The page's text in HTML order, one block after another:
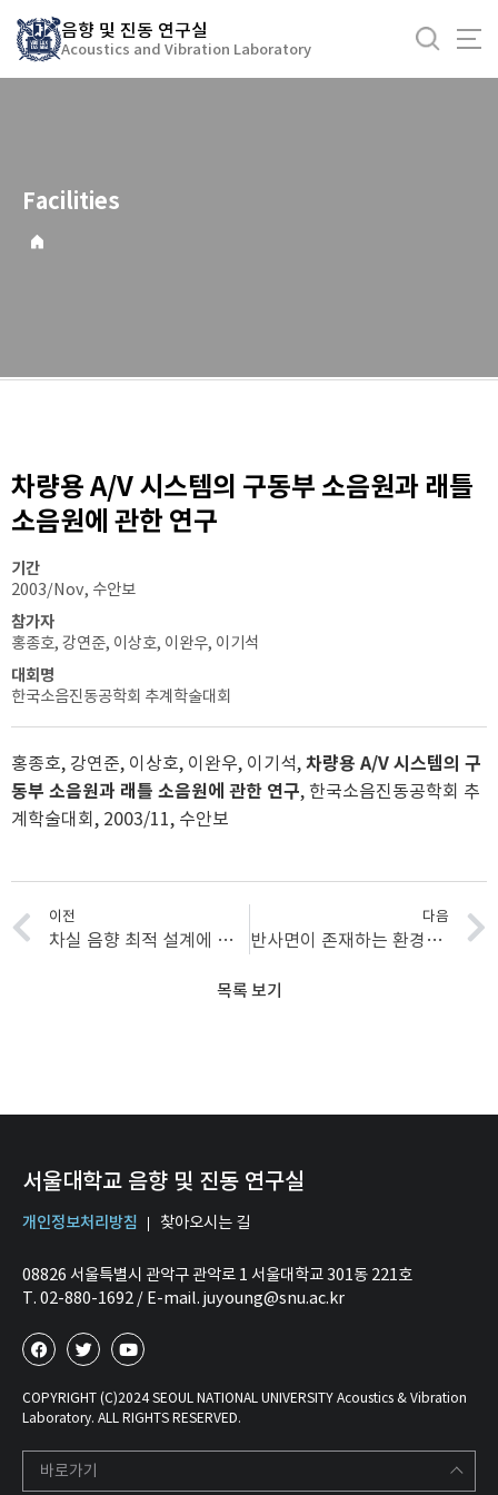
음향 및 진동 연구실
Acoustics and Vibration Laboratory
Facilities
차량용 A/V 시스템의 구동부 소음원과 래틀
소음원에 관한 연구
기간
2003/Nov, 수안보
참가자
홍종호, 강연준, 이상호, 이완우, 이기석
대회명
한국소음진동공학회 추계학술대회
홍종호, 강연준, 이상호, 이완우, 이기석, 차량용 A/V 시스템의 구
동부 소음원과 래틀 소음원에 관한 연구, 한국소음진동공학회 추
계학술대회, 2003/11, 수안보
이전
차실 음향 최적 설계에 관한 연구
다음
반사면이 존재하는 환경에서 빔포밍 방법을 이용한 부분 음장 재구성
목록 보기
서울대학교 음향 및 진동 연구실
개인정보처리방침 찾아오시는 길
08826 서울특별시 관악구 관악로 1 서울대학교 301동 221호
T. 02-880-1692 / E-mail. juyoung@snu.ac.kr
COPYRIGHT (C)2024 SEOUL NATIONAL UNIVERSITY Acoustics & Vibration
Laboratory. ALL RIGHTS RESERVED.
바로가기